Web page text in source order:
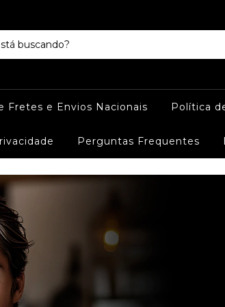
Fretes e Envios Nacionais Política
Perguntas Frequentes